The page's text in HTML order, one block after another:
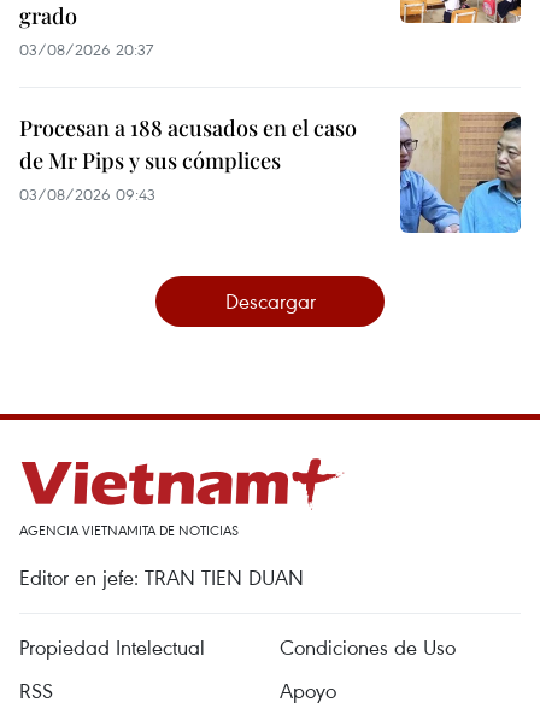
grado
03/08/2026 20:37
Procesan a 188 acusados en el caso
de Mr Pips y sus cómplices
03/08/2026 09:43
Descargar
AGENCIA VIETNAMITA DE NOTICIAS
Editor en jefe: TRAN TIEN DUAN
Propiedad Intelectual
Condiciones de Uso
RSS
Apoyo